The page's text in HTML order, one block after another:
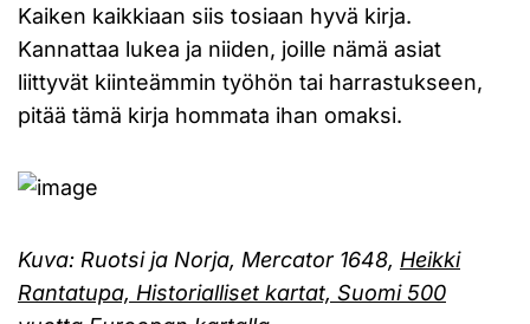
Kaiken kaikkiaan siis tosiaan hyvä kirja.
Kannattaa lukea ja niiden, joille nämä asiat
liittyvät kiinteämmin työhön tai harrastukseen,
pitää tämä kirja hommata ihan omaksi.
Kuva: Ruotsi ja Norja, Mercator 1648, Heikki
Rantatupa, Historialliset kartat, Suomi 500